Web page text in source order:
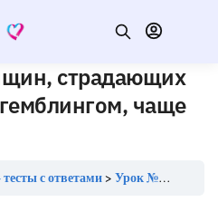
страдающих
чаще
с ответами Урок №33 «у женщин, страдающих патологическим гемблингом, чаще встречают»